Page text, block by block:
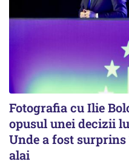
Fotografia cu Ilie
opusul unei decizii
Unde a fost
alai